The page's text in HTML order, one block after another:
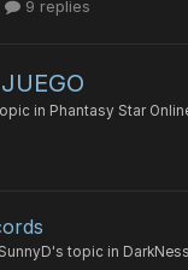
9 replies
in Phantasy Star
SunnyD's topic in DarkNess